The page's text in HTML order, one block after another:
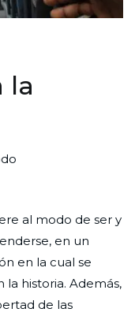
la
al modo de ser y
en un
en la cual se
historia. Además,
de las